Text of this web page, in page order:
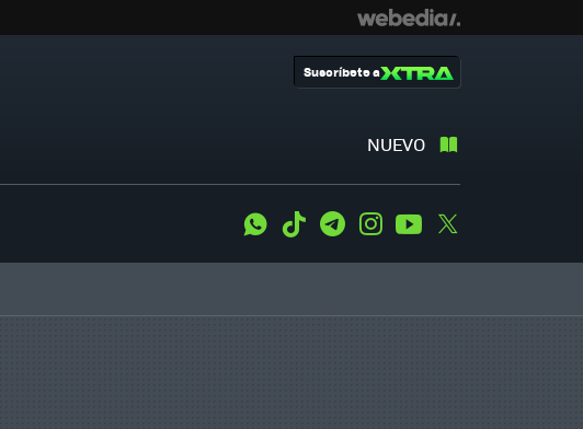
NUEVO
Suscríbete a
WhatsApp
Tiktok TelegramInstagramYoutube